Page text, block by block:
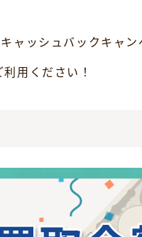
ャッシュバックキャン
用ください！